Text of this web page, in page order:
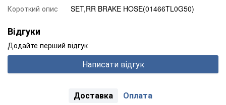
Короткий опис SET,RR BRAKE HOSE(01466TL0G50)
Відгуки
Додайте перший відгук
Написати відгук
Доставка Оплата